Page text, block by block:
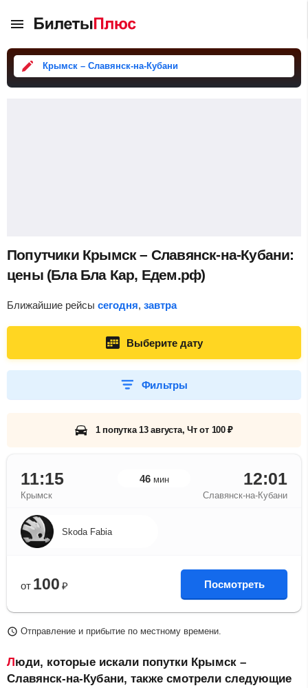
Крымск – Славянск-на-Кубани
Попутчики Крымск – Славянск-на-Кубани:
цены (Бла Бла Кар, Едем.рф)
Ближайшие рейсы сегодня, завтра
Выберите дату
Фильтры
1 попутка 13 августа, Чт от 100 ₽
11:15 46 мин 12:01
Крымск Славянск-на-Кубани
Skoda Fabia
от 100 ₽ Посмотреть
Отправление и прибытие по местному времени.
Люди, которые искали попутки Крымск –
Славянск-на-Кубани, также смотрели следующие